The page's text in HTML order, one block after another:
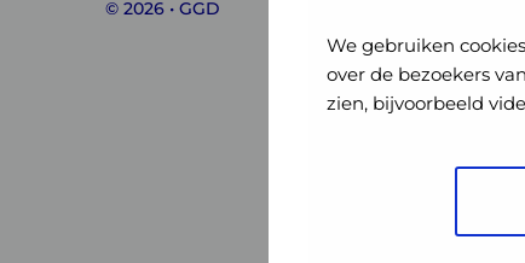
We gebruiken
over de bezoekers
zien, bijvoorbeeld
GHORGHOR
Nederland
© 2026 • GGD